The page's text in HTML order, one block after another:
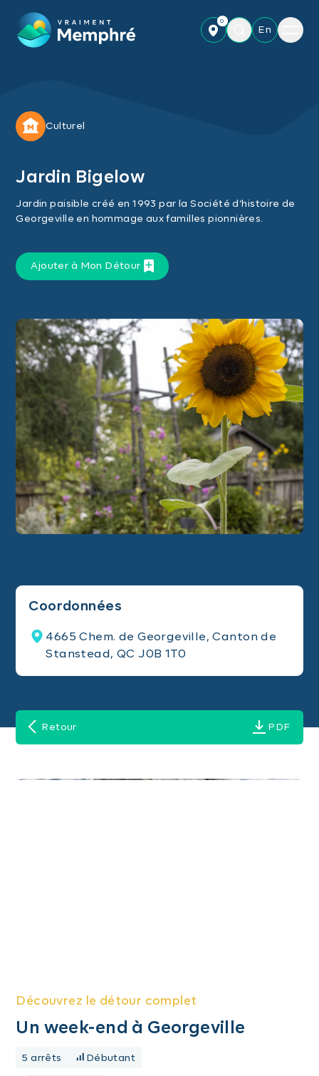
0
En
Menu
Culturel
Jardin Bigelow
Jardin paisible créé en 1993 par la Société d’histoire de
Georgeville en hommage aux familles pionnières.
Ajouter à Mon Détour
Coordonnées
4665 Chem. de Georgeville, Canton de
Stanstead, QC J0B 1T0
Retour PDF
Découvrez le détour complet
Un week-end à Georgeville
5 arrêts Débutant